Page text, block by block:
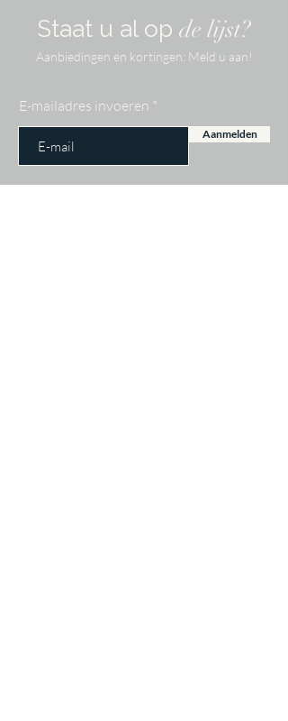
Staat u al op de lijst?
Aanbiedingen en kortingen: Meld u aan!
E-mailadres invoeren
Aanmelden